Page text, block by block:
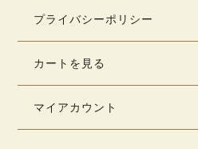
プライバシーポリシー
カートを見る
マイアカウント